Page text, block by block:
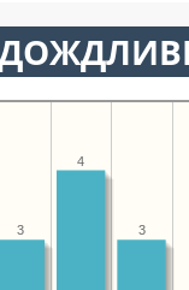
3
4
3